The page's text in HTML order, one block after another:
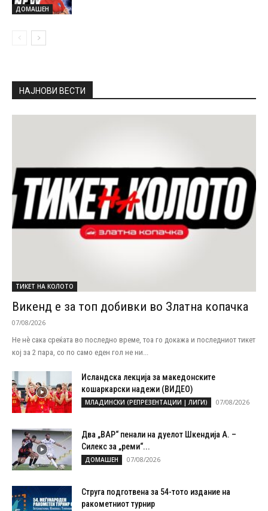
ДОМАШЕН
НАЈНОВИ ВЕСТИ
ТИКЕТ НА КОЛОТО
Викенд е за топ добивки во Златна копачка
07/08/2026
Не нѐ сака среќата во последно време, тоа го докажа и последниот тикет
кој за 2 пара, со по само еден гол не ни...
Исландска лекција за македонските
кошаркарски надежи (ВИДЕО)
МЛАДИНСКИ (РЕПРЕЗЕНТАЦИИ | ЛИГИ) 07/08/2026
Два „ВАР“ пенали на дуелот Шкендија А. –
Силекс за „реми“...
ДОМАШЕН 07/08/2026
Струга подготвена за 54-тото издание на
ракометниот турнир